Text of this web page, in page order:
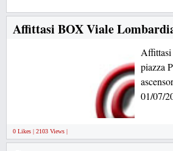
Affittasi BOX Viale
Affittasi
piazza
01/07/
0 Likes | 2103 Views |